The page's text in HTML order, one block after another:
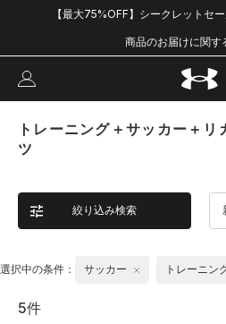
【最大75%OFF】シークレットセ
商品のお届けに関す
トレーニング＋サッカー＋
ツ
絞り込み検索
選択中の条件： サッカー トレーニン
5件